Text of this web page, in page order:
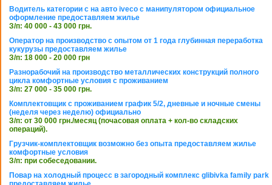
Водитель категории с на авто iveco с манипулятором официальное
оформление предоставляем жилье
З/п: 40 000 - 43 000 грн.
Оператор на производство с опытом от 1 года глубинная переработка
кукурузы предоставляем жилье
З/п: 18 000 - 20 000 грн
Разнорабочий на производство металлических конструкций полного
цикла комфортные условия с проживанием
З/п: 27 000 - 35 000 грн.
Комплектовщик с проживанием график 5/2, дневные и ночные смены
(неделя через неделю) официально
З/п: от 30 000 грн./месяц (почасовая оплата + кол-во складских
операций).
Грузчик-комплектовщик возможно без опыта предоставляем жилье
комфортные условия
З/п: при собеседовании.
Повар на холодный процесс в загородный комплекс glibivka family park